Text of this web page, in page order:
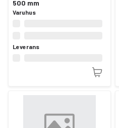
500 mm
Varuhus
Leverans